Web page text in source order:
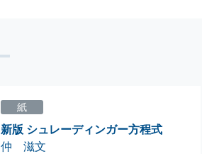
紙
新版 シュレーディンガー方程式
仲 滋文